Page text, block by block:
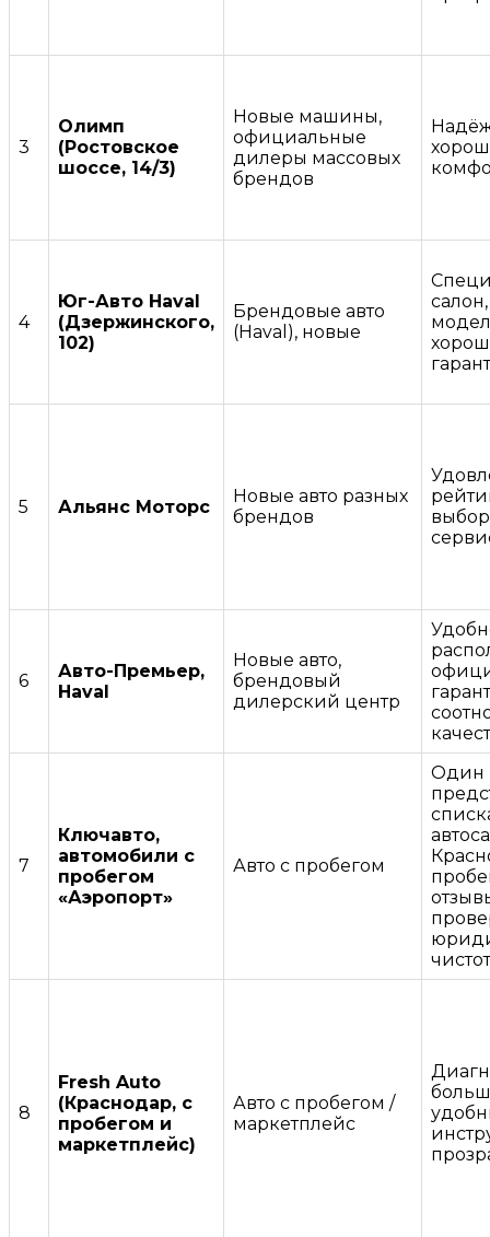
3
Олимп
(Ростовское
шоссе, 14/3)
Новые машины,
официальные
дилеры массовых
брендов
4
Юг-Авто Haval
(Дзержинского,
102)
Брендовые авто
(Haval), новые
5 Альянс Моторс
Новые авто разных
брендов
6
Авто-Премьер,
Haval
Новые авто,
брендовый
дилерский центр
7
Ключавто,
автомобили с
пробегом
«Аэропорт»
Авто с пробегом
Один
8
Fresh Auto
(Краснодар, с
пробегом и
маркетплейс)
Авто с пробегом /
маркетплейс